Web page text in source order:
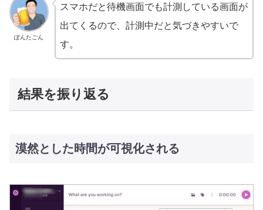
ぽんたごん
スマホだと待機画面でも計測している画面が
出てくるので、計測中だと気づきやすいで
す。
結果を振り返る
漠然とした時間が可視化される